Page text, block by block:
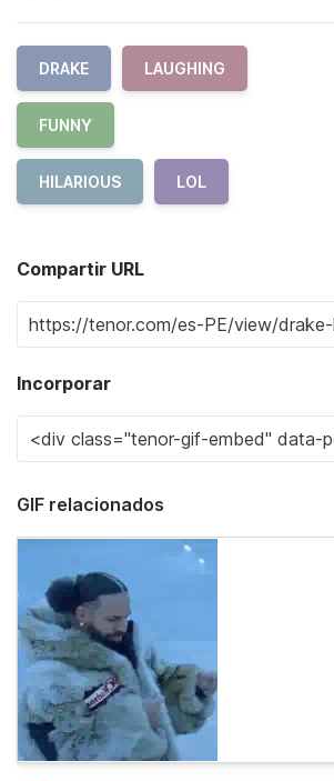
DRAKE LAUGHING
FUNNY
HILARIOUS LOL
Compartir URL
Incorporar
GIF relacionados